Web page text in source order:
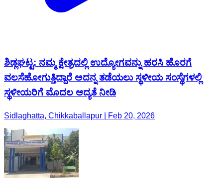
ಶಿಡ್ಲಘಟ್ಟ: ನಮ್ಮ ಕ್ಷೇತ್ರದಲ್ಲಿ ಉದ್ಯೋಗವನ್ನು ಹರಸಿ ಹೊರಗೆ
ವಲಸೆಹೋಗುತ್ತಿದ್ದಾರೆ ಅದನ್ನ ತಡೆಯಲು ಸ್ಥಳೀಯ ಸಂಸ್ಥೆಗಳಲ್ಲಿ
ಸ್ಥಳೀಯರಿಗೆ ಮೊದಲ ಆದ್ಯತೆ ನೀಡಿ
Sidlaghatta, Chikkaballapur | Feb 20, 2026